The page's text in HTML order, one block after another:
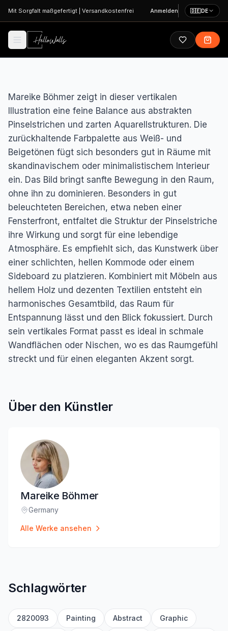
Zum Hauptinhalt springen
Mit Sorgfalt maßgefertigt Versandkostenfrei Anmelden 🇩🇪DE
Mareike Böhmer zeigt in dieser vertikalen
Illustration eine feine Balance aus abstrakten
Pinselstrichen und zarten Aquarellstrukturen. Die
zurückhaltende Farbpalette aus Weiß- und
Beigetönen fügt sich besonders gut in Räume mit
skandinavischem oder minimalistischem Interieur
ein. Das Bild bringt sanfte Bewegung in den Raum,
ohne ihn zu dominieren. Besonders in gut
beleuchteten Bereichen, etwa neben einer
Fensterfront, entfaltet die Struktur der Pinselstriche
ihre Wirkung und sorgt für eine lebendige
Atmosphäre. Es empfiehlt sich, das Kunstwerk über
einer schlichten, hellen Kommode oder einem
Sideboard zu platzieren. Kombiniert mit Möbeln aus
hellem Holz und dezenten Textilien entsteht ein
harmonisches Gesamtbild, das Raum für
Entspannung lässt und den Blick fokussiert. Durch
sein vertikales Format passt es ideal in schmale
Wandflächen oder Nischen, wo es das Raumgefühl
streckt und für einen eleganten Akzent sorgt.
Über den Künstler
Mareike Böhmer
Standort:
Germany
Alle Werke ansehen
Schlagwörter
2820093 Painting Abstract Graphic